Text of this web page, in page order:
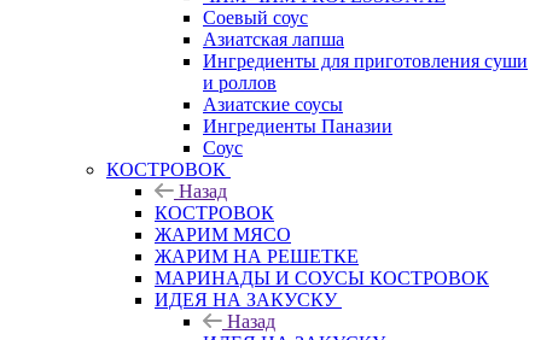
Соевый соус
Азиатская лапша
Ингредиенты для приготовления суши
и роллов
Азиатские соусы
Ингредиенты Паназии
Соус
КОСТРОВОК
Назад
КОСТРОВОК
ЖАРИМ МЯСО
ЖАРИМ НА РЕШЕТКЕ
МАРИНАДЫ И СОУСЫ КОСТРОВОК
ИДЕЯ НА ЗАКУСКУ
Назад